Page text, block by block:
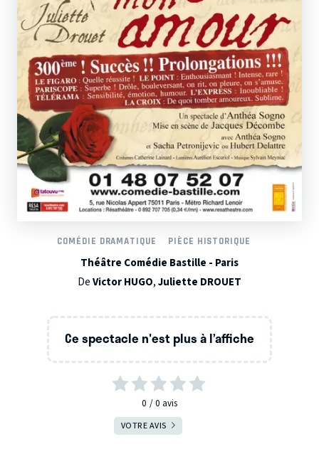
COMÉDIE DRAMATIQUE PIÈCE HISTORIQUE
Théâtre Comédie Bastille - Paris
DeVictor HUGO,Juliette DROUET
Ce spectacle n'est plus à l’affiche
0 0 avis
VOTRE AVIS